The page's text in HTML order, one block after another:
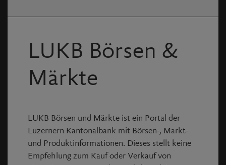
Anmelden
Registrieren Sie sich kostenlos und erstellen
Sie virtuelle Portfolios und Kurslisten.
LUKB Börsen &
Märkte
LUKB Börsen und Märkte ist ein Portal der
Luzernern Kantonalbank mit Börsen-, Markt-
und Produktinformationen. Dieses stellt keine
Empfehlung zum Kauf oder Verkauf von